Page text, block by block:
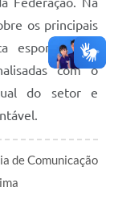
os principais
esportiva. As
com o
do setor e
de Comunicação